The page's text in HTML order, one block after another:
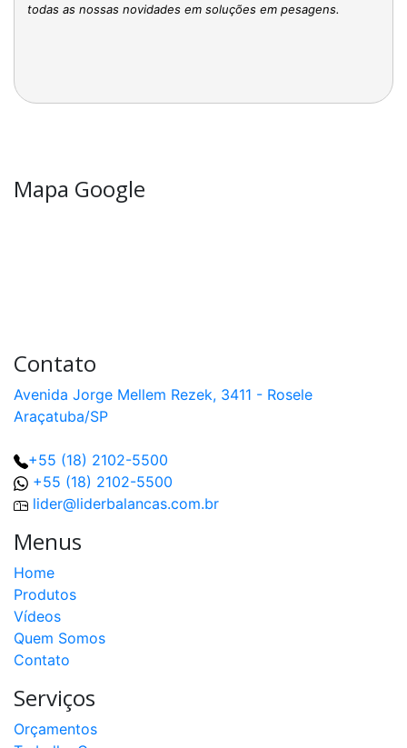
todas as nossas novidades em soluções em pesagens.
Mapa Google
Contato
Avenida Jorge Mellem Rezek, 3411 - Rosele
Araçatuba/SP
+55 (18) 2102-5500
+55 (18) 2102-5500
lider@liderbalancas.com.br
Menus
Home
Produtos
Vídeos
Quem Somos
Contato
Serviços
Orçamentos